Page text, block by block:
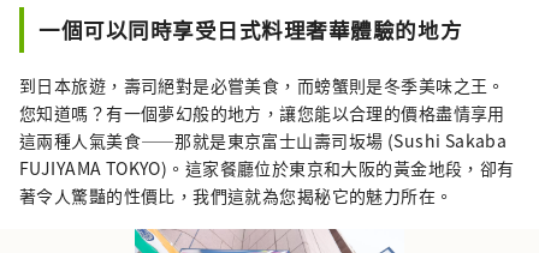
分享“美食體驗”，讓您的日本之旅更加豐富
多彩。
一個可以同時享受日式料理奢華體驗的地方
到日本旅遊，壽司絕對是必嘗美食，而螃蟹則是冬季美味之王。
您知道嗎？有一個夢幻般的地方，讓您能以合理的價格盡情享用
這兩種人氣美食——那就是東京富士山壽司坂場 (Sushi Sakaba
FUJIYAMA TOKYO)。這家餐廳位於東京和大阪的黃金地段，卻有
著令人驚豔的性價比，我們這就為您揭秘它的魅力所在。